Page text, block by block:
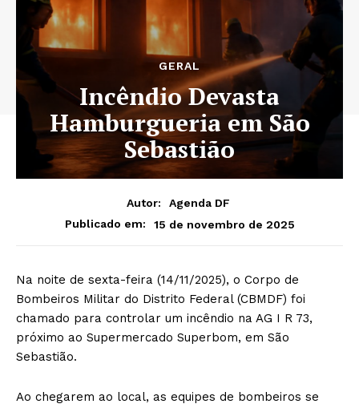
GERAL
Incêndio Devasta
Hamburgueria em São
Sebastião
Autor:
Agenda DF
Publicado em:
15 de novembro de 2025
Na noite de sexta-feira (14/11/2025), o Corpo de
Bombeiros Militar do Distrito Federal (CBMDF) foi
chamado para controlar um incêndio na AG I R 73,
próximo ao Supermercado Superbom, em São
Sebastião.
Ao chegarem ao local, as equipes de bombeiros se